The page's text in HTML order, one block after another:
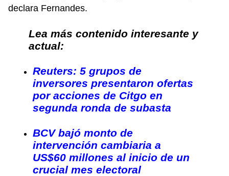
declara Fernandes.
Lea más contenido interesante y
actual:
Reuters: 5 grupos de
inversores presentaron ofertas
por acciones de Citgo en
segunda ronda de subasta
BCV bajó monto de
intervención cambiaria a
US$60 millones al inicio de un
crucial mes electoral